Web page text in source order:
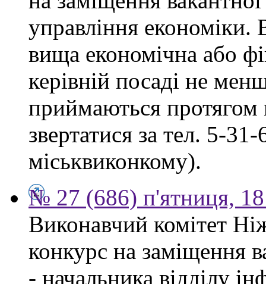
управління економіки.
вища економічна або
керівній посаді не
приймаються протягом
звертатися за тел. 5-
міськвиконкому).
№ 27 (686) п'ятниця,
Виконавчий комітет
конкурс на заміщення
- начальника відділу